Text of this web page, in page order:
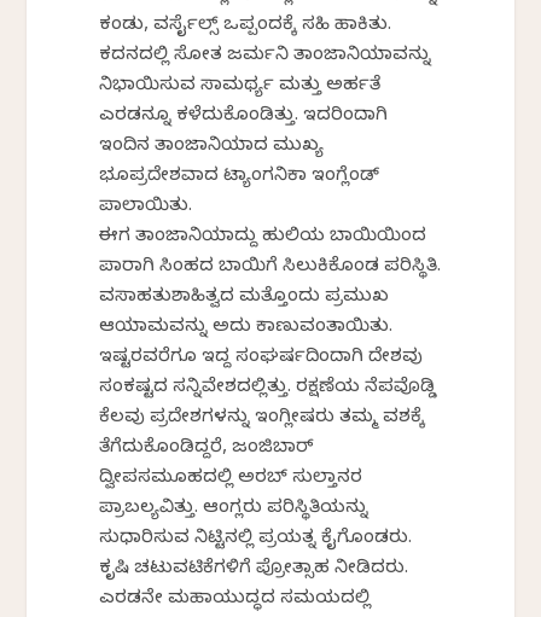
ಕಂಡು, ವರ್ಸೈಲ್ಸ್ ಒಪ್ಪಂದಕ್ಕೆ ಸಹಿ ಹಾಕಿತು.
ಕದನದಲ್ಲಿ ಸೋತ ಜರ್ಮನಿ ತಾಂಜಾನಿಯಾವನ್ನು
ನಿಭಾಯಿಸುವ ಸಾಮರ್ಥ್ಯ ಮತ್ತು ಅರ್ಹತೆ
ಎರಡನ್ನೂ ಕಳೆದುಕೊಂಡಿತ್ತು. ಇದರಿಂದಾಗಿ
ಇಂದಿನ ತಾಂಜಾನಿಯಾದ ಮುಖ್ಯ
ಭೂಪ್ರದೇಶವಾದ ಟ್ಯಾಂಗನಿಕಾ ಇಂಗ್ಲೆಂಡ್
ಪಾಲಾಯಿತು.
ಈಗ ತಾಂಜಾನಿಯಾದ್ದು ಹುಲಿಯ ಬಾಯಿಯಿಂದ
ಪಾರಾಗಿ ಸಿಂಹದ ಬಾಯಿಗೆ ಸಿಲುಕಿಕೊಂಡ ಪರಿಸ್ಥಿತಿ.
ವಸಾಹತುಶಾಹಿತ್ವದ ಮತ್ತೊಂದು ಪ್ರಮುಖ
ಆಯಾಮವನ್ನು ಅದು ಕಾಣುವಂತಾಯಿತು.
ಇಷ್ಟರವರೆಗೂ ಇದ್ದ ಸಂಘರ್ಷದಿಂದಾಗಿ ದೇಶವು
ಸಂಕಷ್ಟದ ಸನ್ನಿವೇಶದಲ್ಲಿತ್ತು. ರಕ್ಷಣೆಯ ನೆಪವೊಡ್ಡಿ
ಕೆಲವು ಪ್ರದೇಶಗಳನ್ನು ಇಂಗ್ಲೀಷರು ತಮ್ಮ ವಶಕ್ಕೆ
ತೆಗೆದುಕೊಂಡಿದ್ದರೆ, ಜಂಜಿಬಾರ್
ದ್ವೀಪಸಮೂಹದಲ್ಲಿ ಅರಬ್ ಸುಲ್ತಾನರ
ಪ್ರಾಬಲ್ಯವಿತ್ತು. ಆಂಗ್ಲರು ಪರಿಸ್ಥಿತಿಯನ್ನು
ಸುಧಾರಿಸುವ ನಿಟ್ಟಿನಲ್ಲಿ ಪ್ರಯತ್ನ ಕೈಗೊಂಡರು.
ಕೃಷಿ ಚಟುವಟಿಕೆಗಳಿಗೆ ಪ್ರೋತ್ಸಾಹ ನೀಡಿದರು.
ಎರಡನೇ ಮಹಾಯುದ್ಧದ ಸಮಯದಲ್ಲಿ